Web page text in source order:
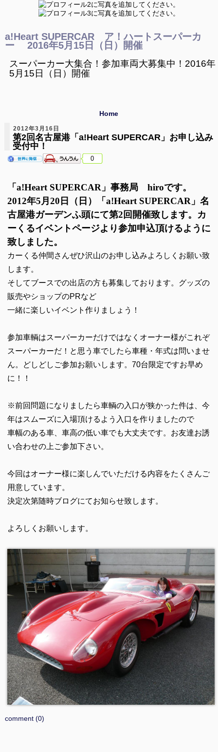
a!Heart SUPERCAR ア！ハートスーパーカ
ー 2016年5月15日（日）開催
スーパーカー大集合！参加車両大募集中！2016年
5月15日（日）開催
Home
2012年3月16日
第2回名古屋港「a!Heart SUPERCAR」お申し込み
受付中！
0
「a!Heart SUPERCAR」事務局 hiroです。
2012年5月20日（日）「a!Heart SUPERCAR」名
古屋港ガーデンふ頭にて第2回開催致します。カ
ーくるイベントページより参加申込頂けるように
致しました。
カーくる仲間さんぜひ沢山のお申し込みよろしくお願い致
します。
そしてブースでの出店の方も募集しております。グッズの
販売やショップのPRなど
一緒に楽しいイベント作りましょう！
参加車輌はスーパーカーだけではなくオーナー様がこれぞ
スーパーカーだ！と思う車でしたら車種・年式は問いませ
ん。どしどしご参加お願いします。70台限定ですお早め
に！！
※前回問題になりましたら車輌の入口が狭かった件は、今
年はスムーズに入場頂けるよう入口を作りましたので
車幅のある車、車高の低い車でも大丈夫です。お友達お誘
い合わせの上ご参加下さい。
今回はオーナー様に楽しんでいただける内容をたくさんご
用意しています。
決定次第随時ブログにてお知らせ致します。
よろしくお願いします。
comment (0)